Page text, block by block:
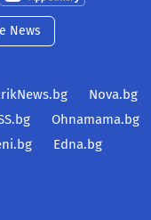
News
Nova.bg
Ohnamama.bg
Edna.bg